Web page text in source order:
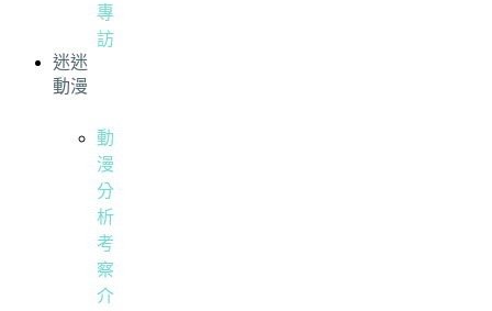
專
訪
迷迷
動漫
動
漫
分
析
考
察
介